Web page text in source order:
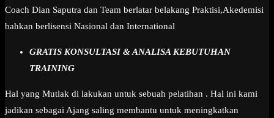
Coach Dian Saputra dan Team berlatar belakang Praktisi,Akedemisi
bahkan berlisensi Nasional dan International
GRATIS KONSULTASI & ANALISA KEBUTUHAN
TRAINING
Hal yang Mutlak di lakukan untuk sebuah pelatihan . Hal ini kami
jadikan sebagai Ajang saling membantu untuk meningkatkan